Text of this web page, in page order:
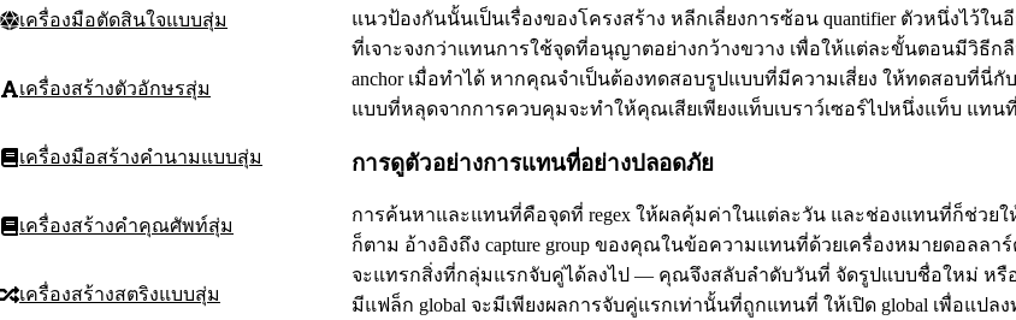
เครื่องมือตัดสินใจแบบสุ่ม
เครื่องสร้างตัวอักษรสุ่ม
เครื่องมือสร้างคำนามแบบสุ่ม
เครื่องสร้างคำคุณศัพท์สุ่ม
เครื่องสร้างสตริงแบบสุ่ม
แนวป้องกันนั้นเป็นเรื่องของโครงสร้าง หลีกเลี่ยงการซ้อน quantifier ตัวหนึ่งไว้ใน
ที่เจาะจงกว่าแทนการใช้จุดที่อนุญาตอย่างกว้างขวาง เพื่อให้แต่ละขั้นตอนมีวิธีก
anchor เมื่อทำได้ หากคุณจำเป็นต้องทดสอบรูปแบบที่มีความเสี่ยง ให้ทดสอบที่นี่
แบบที่หลุดจากการควบคุมจะทำให้คุณเสียเพียงแท็บเบราว์เซอร์ไปหนึ่งแท็บ แท
การดูตัวอย่างการแทนที่อย่างปลอดภัย
การค้นหาและแทนที่คือจุดที่ regex ให้ผลคุ้มค่าในแต่ละวัน และช่องแทนที่ก็ช่วย
ก็ตาม อ้างอิงถึง capture group ของคุณในข้อความแทนที่ด้วยเครื่องหมายดอลลา
จะแทรกสิ่งที่กลุ่มแรกจับคู่ได้ลงไป — คุณจึงสลับลำดับวันที่ จัดรูปแบบชื่อใหม่ หรื
มีแฟล็ก global จะมีเพียงผลการจับคู่แรกเท่านั้นที่ถูกแทนที่ ให้เปิด global เพื่อแปล